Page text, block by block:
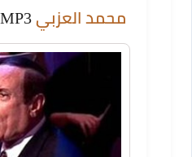
محمد العزبي